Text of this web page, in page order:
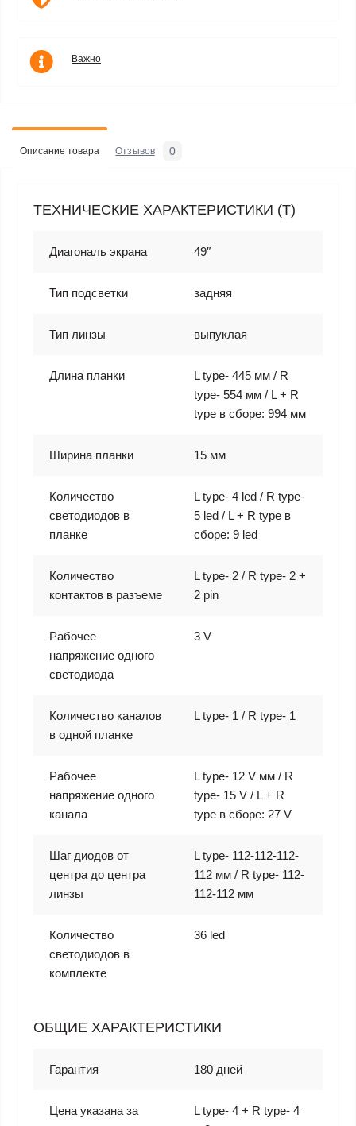
Важно
Описание товара Отзывов 0
ТЕХНИЧЕСКИЕ ХАРАКТЕРИСТИКИ (T)
Диагональ экрана 49″
Тип подсветки задняя
Тип линзы выпуклая
Длина планки
L type- 445 мм / R
type- 554 мм / L + R
type в сборе: 994 мм
Ширина планки 15 мм
Количество
светодиодов в
планке
L type- 4 led / R type-
5 led / L + R type в
сборе: 9 led
Количество
контактов в разъеме
L type- 2 / R type- 2 +
2 pin
Рабочее
напряжение одного
светодиода
3 V
Количество каналов
в одной планке
L type- 1 / R type- 1
Рабочее
напряжение одного
канала
L type- 12 V мм / R
type- 15 V / L + R
type в сборе: 27 V
Шаг диодов от
центра до центра
линзы
L type- 112-112-112-
112 мм / R type- 112-
112-112 мм
Количество
светодиодов в
комплекте
36 led
ОБЩИЕ ХАРАКТЕРИСТИКИ
Гарантия 180 дней
Цена указана за
L type- 4 + R type- 4